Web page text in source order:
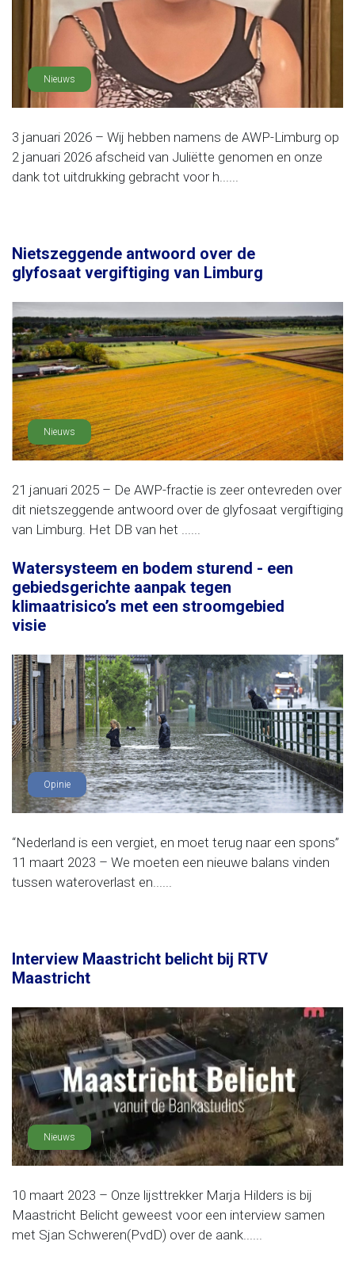
Nieuws
3 januari 2026 – Wij hebben namens de AWP-Limburg op
2 januari 2026 afscheid van Juliëtte genomen en onze
dank tot uitdrukking gebracht voor h......
Nietszeggende antwoord over de
glyfosaat vergiftiging van Limburg
Nieuws
21 januari 2025 – De AWP-fractie is zeer ontevreden over
dit nietszeggende antwoord over de glyfosaat vergiftiging
van Limburg. Het DB van het ......
Watersysteem en bodem sturend - een
gebiedsgerichte aanpak tegen
klimaatrisico’s met een stroomgebied
visie
Opinie
“Nederland is een vergiet, en moet terug naar een spons”
11 maart 2023 – We moeten een nieuwe balans vinden
tussen wateroverlast en......
Interview Maastricht belicht bij RTV
Maastricht
Nieuws
10 maart 2023 – Onze lijsttrekker Marja Hilders is bij
Maastricht Belicht geweest voor een interview samen
met Sjan Schweren(PvdD) over de aank......